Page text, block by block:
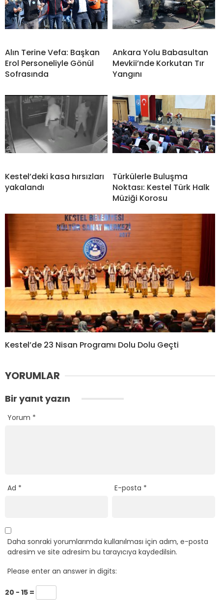
Alın Terine Vefa: Başkan
Erol Personeliyle Gönül
Sofrasında
Ankara Yolu Babasultan
Mevkii’nde Korkutan Tır
Yangını
Kestel’deki kasa hırsızları
yakalandı
Türkülerle Buluşma
Noktası: Kestel Türk Halk
Müziği Korosu
Kestel’de 23 Nisan Programı Dolu Dolu Geçti
YORUMLAR
Bir yanıt yazın
Yorum *
Ad * E-posta *
Daha sonraki yorumlarımda kullanılması için adım, e-posta
adresim ve site adresim bu tarayıcıya kaydedilsin.
Please enter an answer in digits:
20 − 15 =